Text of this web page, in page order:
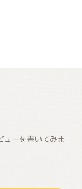
ューを書いてみま